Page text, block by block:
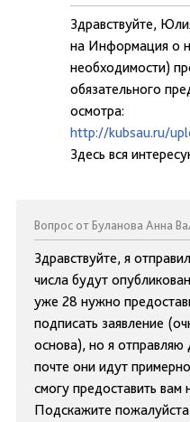
Здравствуйте,
на Информация о
необходимости)
обязательного
осмотра:
http://kubsau.ru/
Здесь вся
Вопрос от Буланова Анна
Здравствуйте, я
числа будут
уже 28 нужно
подписать заявление
основа), но я
почте они идут
смогу предоставить
Подскажите